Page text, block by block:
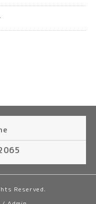
Reserved.